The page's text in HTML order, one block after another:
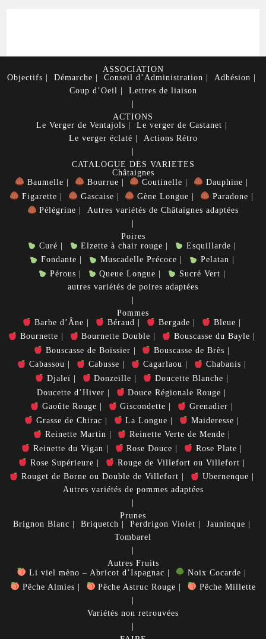
ASSOCIATION
Objectifs
Démarche Conseil d’Administration
Adhésion
Coup d’Oeil
Lettres de liaison
ACTIONS
Le Verger de Ventajols
Le verger de Castanet
Le verger éclaté
Actions Rétro
CATALOGUE DES VARIETES
Châtaignes
Baumelle
Bourrue Coutinelle
Dauphine
Figarette
Gascaise Gène Longue
Paradone
Pélégrine
Autres variétés de Châtaignes adaptées
Poires
Curé
Elzette à chair rouge
Esquillarde
Fondante
Muscadelle Précoce
Pelatan
Pérous
Queue Longue
Sucré Vert
autres variétés de poires adaptées
Pommes
Barbe d’Âne
Béraud Bergade
Bleue
Bournette
Bournette Double
Bouscasse du Bayle
Bouscasse de Boissier
Bouscasse de Brès
Cabassou
Cabusse Cagarlaou
Chabanis
Djaleï
Donzeille
Doucette Blanche
Doucette d’Hiver
Douce Régionale Rouge
Gaoûte Rouge
Giscondette
Grenadier
Grasse de Chirac
La Longue
Maideresse
Reinette Martin
Reinette Verte de Mende
Reinette du Vigan
Rose Douce
Rose Plate
Rose Supérieure
Rouge de Villefort ou Villefort
Rouget de Borne ou Double de Villefort
Ubernenque
Autres variétés de pommes adaptées
Prunes
Brignon Blanc
Briquetch Perdrigon Violet
Jauninque
Tombarel
Autres Fruits
Li viel mèno – Abricot d’Ispagnac
Noix Cocarde
Pêche Almies
Pêche Astruc Rouge Pêche Millette
Variétés non retrouvées